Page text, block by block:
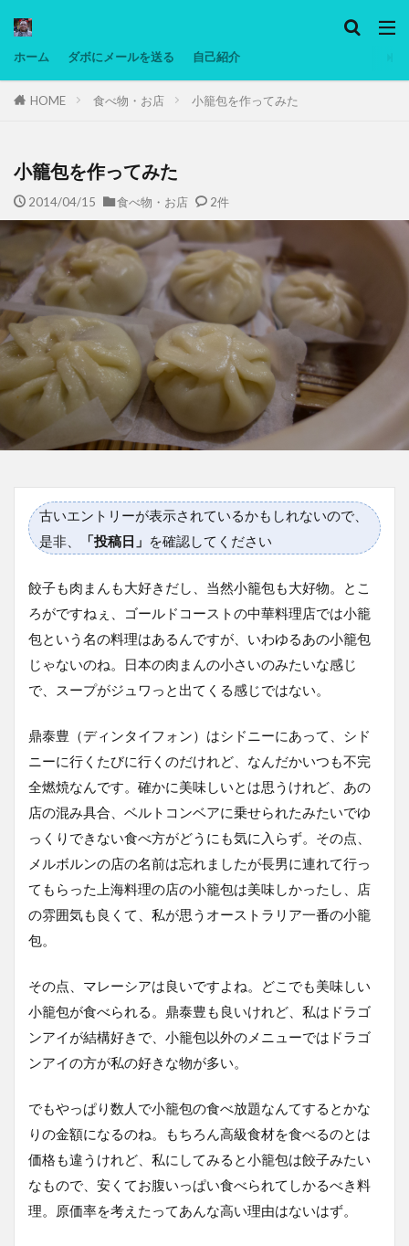
ホーム ダボにメールを送る 自己紹介
HOME 食べ物・お店 小籠包を作ってみた
小籠包を作ってみた
2014/04/15 食べ物・お店 2件
古いエントリーが表示されているかもしれないので、
是非、
「投稿日」 を確認してください
餃子も肉まんも大好きだし、当然小籠包も大好物。とこ
ろがですねぇ、ゴールドコーストの中華料理店では小籠
包という名の料理はあるんですが、いわゆるあの小籠包
じゃないのね。日本の肉まんの小さいのみたいな感じ
で、スープがジュワっと出てくる感じではない。
鼎泰豊（ディンタイフォン）はシドニーにあって、シド
ニーに行くたびに行くのだけれど、なんだかいつも不完
全燃焼なんです。確かに美味しいとは思うけれど、あの
店の混み具合、ベルトコンベアに乗せられたみたいでゆ
っくりできない食べ方がどうにも気に入らず。その点、
メルボルンの店の名前は忘れましたが長男に連れて行っ
てもらった上海料理の店の小籠包は美味しかったし、店
の雰囲気も良くて、私が思うオーストラリア一番の小籠
包。
その点、マレーシアは良いですよね。どこでも美味しい
小籠包が食べられる。鼎泰豊も良いけれど、私はドラゴ
ンアイが結構好きで、小籠包以外のメニューではドラゴ
ンアイの方が私の好きな物が多い。
でもやっぱり数人で小籠包の食べ放題なんてするとかな
りの金額になるのね。もちろん高級食材を食べるのとは
価格も違うけれど、私にしてみると小籠包は餃子みたい
なもので、安くてお腹いっぱい食べられてしかるべき料
理。原価率を考えたってあんな高い理由はないはず。
タグ
マレーシア動画
備忘録
動画 日本人村社会 脱水シート
検索